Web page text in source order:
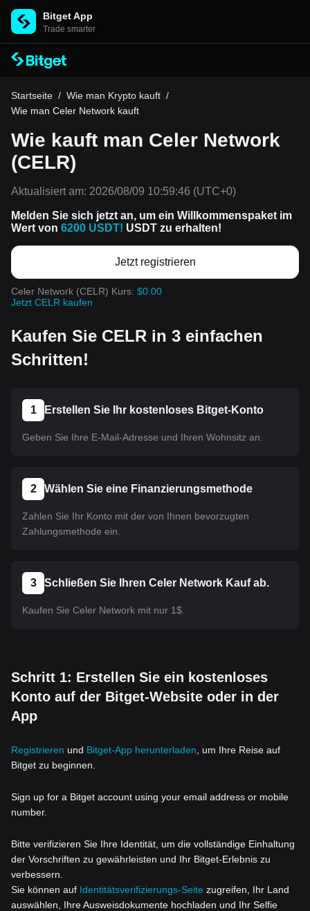
Bitget App
Trade smarter
Startseite / Wie man Krypto kauft /
Wie man Celer Network kauft
Wie kauft man Celer Network
(CELR)
Aktualisiert am: 2026/08/09 10:59:46 (UTC+0)
Melden Sie sich jetzt an, um ein Willkommenspaket im
Wert von 6200 USDT! USDT zu erhalten!
Jetzt registrieren
Celer Network (CELR) Kurs: $0.00
Jetzt CELR kaufen
Kaufen Sie CELR in 3 einfachen
Schritten!
1 Erstellen Sie Ihr kostenloses Bitget-Konto
Geben Sie Ihre E-Mail-Adresse und Ihren Wohnsitz an.
2 Wählen Sie eine Finanzierungsmethode
Zahlen Sie Ihr Konto mit der von Ihnen bevorzugten
Zahlungsmethode ein.
3 Schließen Sie Ihren Celer Network Kauf ab.
Kaufen Sie Celer Network mit nur 1$.
Schritt 1: Erstellen Sie ein kostenloses
Konto auf der Bitget-Website oder in der
App
Registrieren und Bitget-App herunterladen , um Ihre Reise auf
Bitget zu beginnen.
Sign up for a Bitget account using your email address or mobile
number.
Bitte verifizieren Sie Ihre Identität, um die vollständige Einhaltung
der Vorschriften zu gewährleisten und Ihr Bitget-Erlebnis zu
verbessern.
Sie können auf Identitätsverifizierungs-Seite zugreifen, Ihr Land
auswählen, Ihre Ausweisdokumente hochladen und Ihr Selfie